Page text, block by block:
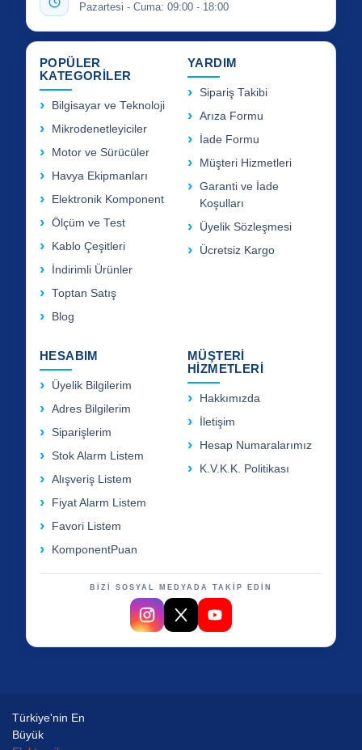
Pazartesi - Cuma: 09:00 - 18:00
POPÜLER
KATEGORİLER
Bilgisayar ve Teknoloji
Mikrodenetleyiciler
Motor ve Sürücüler
Havya Ekipmanları
Elektronik Komponent
Ölçüm ve Test
Kablo Çeşitleri
İndirimli Ürünler
Toptan Satış
Blog
YARDIM
Sipariş Takibi
Arıza Formu
İade Formu
Müşteri Hizmetleri
Garanti ve İade
Koşulları
Üyelik Sözleşmesi
Ücretsiz Kargo
HESABIM
Üyelik Bilgilerim
Adres Bilgilerim
Siparişlerim
Stok Alarm Listem
Alışveriş Listem
Fiyat Alarm Listem
Favori Listem
KomponentPuan
MÜŞTERİ
HİZMETLERİ
Hakkımızda
İletişim
Hesap Numaralarımız
K.V.K.K. Politikası
BİZİ SOSYAL MEDYADA TAKİP EDİN
Türkiye'nin En
Büyük